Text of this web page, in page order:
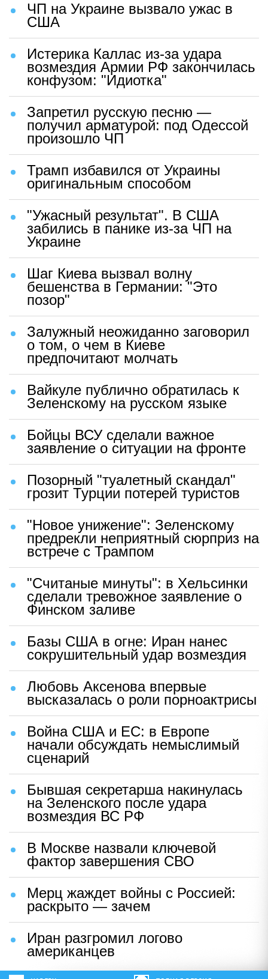
ЧП на Украине вызвало ужас в
США
Истерика Каллас из-за удара
возмездия Армии РФ закончилась
конфузом: "Идиотка"
Запретил русскую песню —
получил арматурой: под Одессой
произошло ЧП
Трамп избавился от Украины
оригинальным способом
"Ужасный результат". В США
забились в панике из-за ЧП на
Украине
Шаг Киева вызвал волну
бешенства в Германии: "Это
позор"
Залужный неожиданно заговорил
о том, о чем в Киеве
предпочитают молчать
Вайкуле публично обратилась к
Зеленскому на русском языке
Бойцы ВСУ сделали важное
заявление о ситуации на фронте
Позорный "туалетный скандал"
грозит Турции потерей туристов
"Новое унижение": Зеленскому
предрекли неприятный сюрприз на
встрече с Трампом
"Считаные минуты": в Хельсинки
сделали тревожное заявление о
Финском заливе
Базы США в огне: Иран нанес
сокрушительный удар возмездия
Любовь Аксенова впервые
высказалась о роли порноактрисы
Война США и ЕС: в Европе
начали обсуждать немыслимый
сценарий
Бывшая секретарша накинулась
на Зеленского после удара
возмездия ВС РФ
В Москве назвали ключевой
фактор завершения СВО
Мерц жаждет войны с Россией:
раскрыто — зачем
Иран разгромил логово
американцев